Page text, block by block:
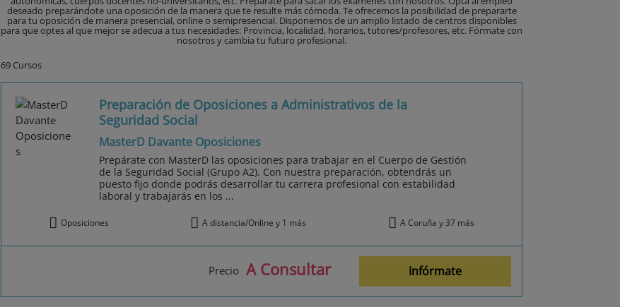
deseado preparándote una oposición de la manera que te resulte más cómoda. Te ofrecemos la posibilidad de prepararte
para tu oposición de manera presencial, online o semipresencial. Disponemos de un amplio listado de centros disponibles
para que optes al que mejor se adecua a tus necesidades: Provincia, localidad, horarios, tutores/profesores, etc. Fórmate con
nosotros y cambia tu futuro profesional.
69 Cursos
Preparación de Oposiciones a Administrativos de la
Seguridad Social
MasterD Davante Oposiciones
Prepárate con MasterD las oposiciones para trabajar en el Cuerpo de Gestión
de la Seguridad Social (Grupo A2). Con nuestra preparación, obtendrás un
puesto fijo donde podrás desarrollar tu carrera profesional con estabilidad
laboral y trabajarás en los ...
Oposiciones A distancia/Online y 1 más A Coruña y 37 más
Precio A Consultar Infórmate